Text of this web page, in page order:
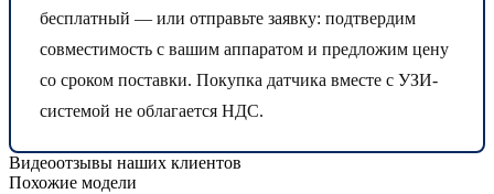
бесплатный — или отправьте заявку: подтвердим
совместимость с вашим аппаратом и предложим цену
со сроком поставки. Покупка датчика вместе с УЗИ-
системой не облагается НДС.
Видеоотзывы наших клиентов
Похожие модели